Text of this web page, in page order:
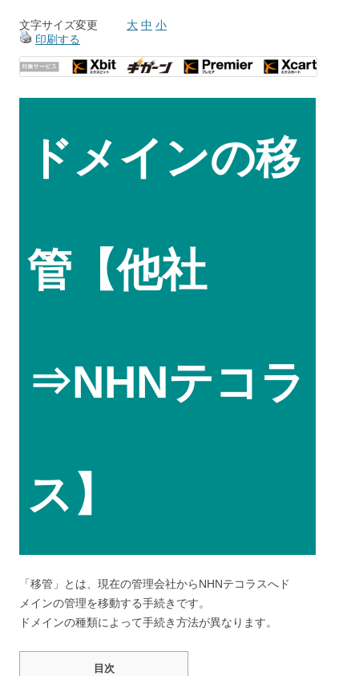
文字サイズ変更 大 中 小
印刷する
ドメインの移
管【他社
⇒NHNテコラ
ス】
「移管」とは、現在の管理会社からNHNテコラスへド
メインの管理を移動する手続きです。
ドメインの種類によって手続き方法が異なります。
目次